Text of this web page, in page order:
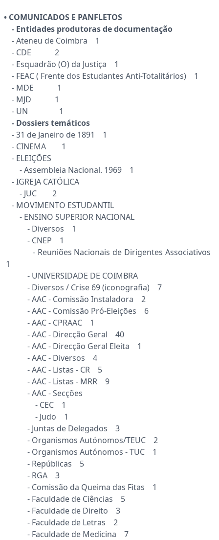
• COMUNICADOS E PANFLETOS
- Entidades produtoras de documentação
- Ateneu de Coimbra 1
- CDE 2
- Esquadrão (O) da Justiça 1
- FEAC ( Frente dos Estudantes Anti-Totalitários) 1
- MDE 1
- MJD 1
- UN 1
- Dossiers temáticos
- 31 de Janeiro de 1891 1
- CINEMA 1
- ELEIÇÕES
- Assembleia Nacional. 1969 1
- IGREJA CATÓLICA
- JUC 2
- MOVIMENTO ESTUDANTIL
- ENSINO SUPERIOR NACIONAL
- Diversos 1
- CNEP 1
- Reuniões Nacionais de Dirigentes Associativos
1
- UNIVERSIDADE DE COIMBRA
- Diversos / Crise 69 (iconografia) 7
- AAC - Comissão Instaladora 2
- AAC - Comissão Pró-Eleições 6
- AAC - CPRAAC 1
- AAC - Direcção Geral 40
- AAC - Direcção Geral Eleita 1
- AAC - Diversos 4
- AAC - Listas - CR 5
- AAC - Listas - MRR 9
- AAC - Secções
- CEC 1
- Judo 1
- Juntas de Delegados 3
- Organismos Autónomos/TEUC 2
- Organismos Autónomos - TUC 1
- Repúblicas 5
- RGA 3
- Comissão da Queima das Fitas 1
- Faculdade de Ciências 5
- Faculdade de Direito 3
- Faculdade de Letras 2
- Faculdade de Medicina 7